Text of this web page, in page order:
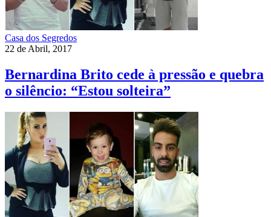
Casa dos Segredos
22 de Abril, 2017
Bernardina Brito cede à pressão e quebra
o silêncio: “Estou solteira”